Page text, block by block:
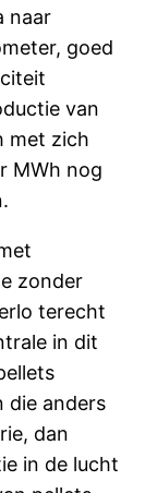
naar
goed
van
met zich
MWh nog
zonder
terecht
in dit
die anders
dan
in de lucht